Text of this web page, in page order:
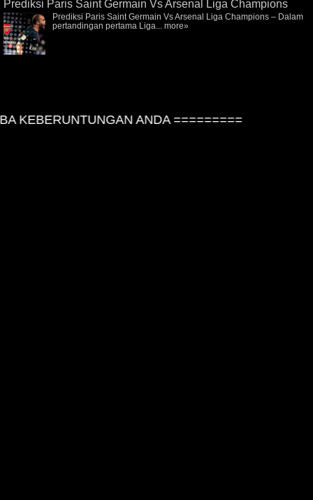
Prediksi Paris Saint Germain Vs Arsenal Liga Champions
Prediksi Paris Saint Germain Vs Arsenal Liga Champions – Dalam
pertandingan pertama Liga... more»
KEBERUNTUNGAN ANDA =========